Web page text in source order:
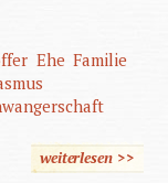
Ehe Familie
weiterlesen
über
>>